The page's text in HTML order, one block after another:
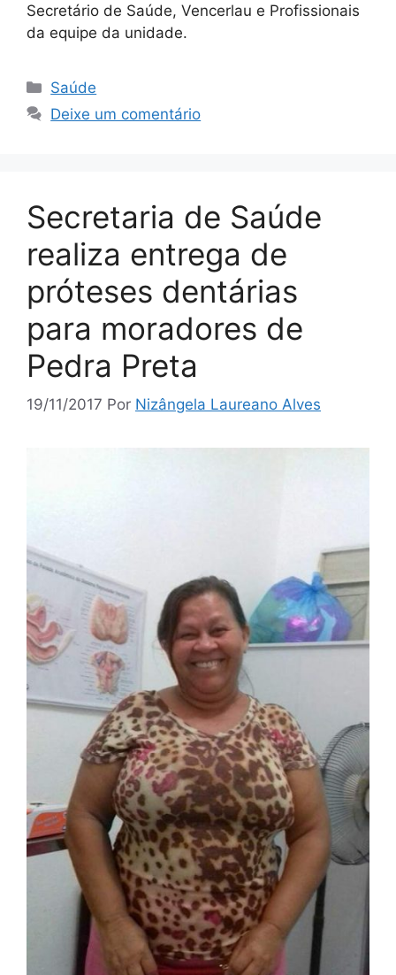
Secretário de Saúde, Vencerlau e Profissionais
da equipe da unidade.
Saúde
Deixe um comentário
Secretaria de Saúde
realiza entrega de
próteses dentárias
para moradores de
Pedra Preta
19/11/2017 Por Nizângela Laureano Alves